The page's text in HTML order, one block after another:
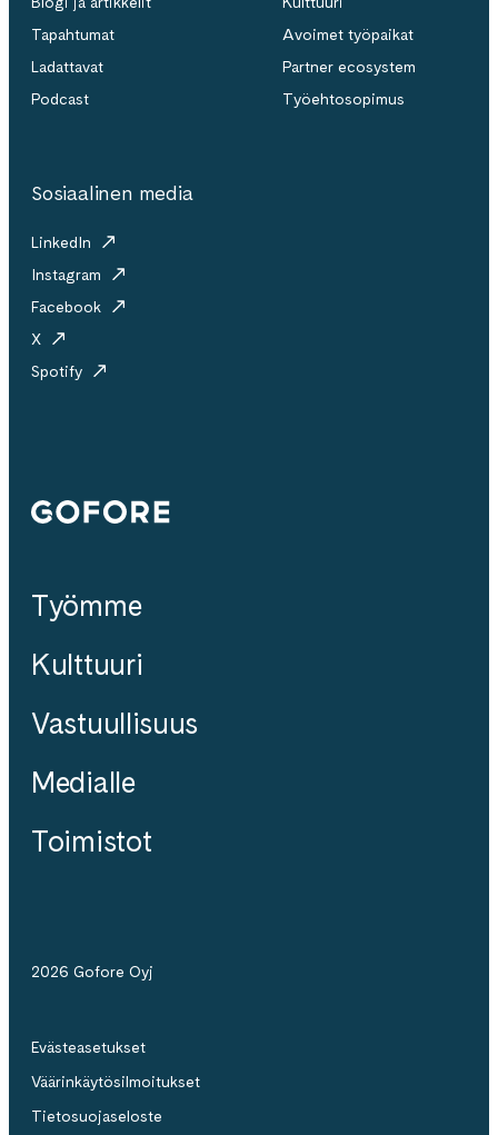
Tapahtumat
Ladattavat
Podcast
Avoimet työpaikat
Partner ecosystem
Työehtosopimus
Sosiaalinen media
LinkedIn
Instagram
Facebook
X
Spotify
Gofore
Työmme
Kulttuuri
Vastuullisuus
Medialle
Toimistot
2026 Gofore Oyj
Evästeasetukset
Väärinkäytösilmoitukset
Tietosuojaseloste